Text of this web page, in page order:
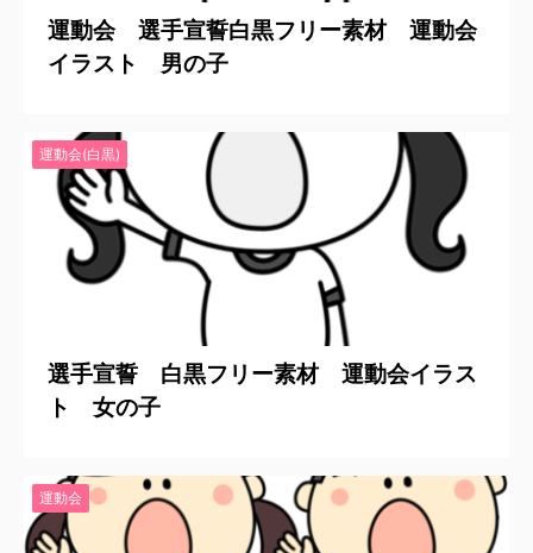
運動会 選手宣誓白黒フリー素材 運動会
イラスト 男の子
運動会(白黒)
選手宣誓 白黒フリー素材 運動会イラス
ト 女の子
運動会